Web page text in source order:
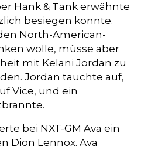
Hank & Tank erwähnte
besiegen konnte.
North-American-
wolle, müsse aber
mit Kelani Jordan zu
Jordan tauchte auf,
Vice, und ein
bei NXT-GM Ava ein
Dion Lennox. Ava